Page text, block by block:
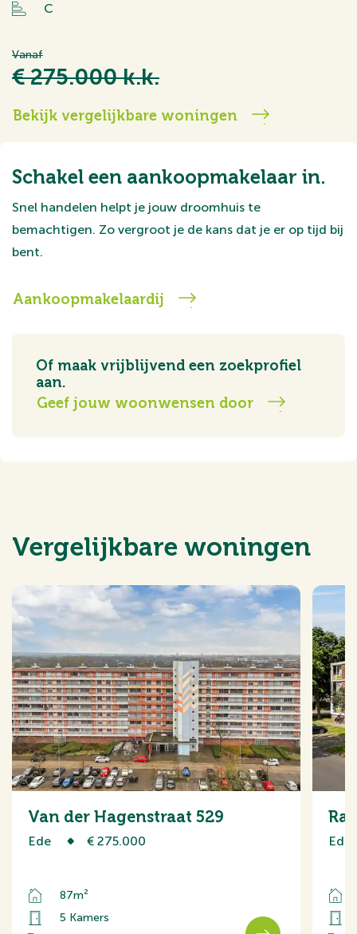
C
Vanaf
€ 275.000 k.k.
Bekijk vergelijkbare woningen
Schakel een aankoopmakelaar in.
Snel handelen helpt je jouw droomhuis te
bemachtigen. Zo vergroot je de kans dat je er op tijd bij
bent.
Aankoopmakelaardij
Of maak vrijblijvend een zoekprofiel
aan.
Geef jouw woonwensen door
Vergelijkbare woningen
Van der Hagenstraat 529
Ede € 275.000
87m²
5 Kamers
Ede